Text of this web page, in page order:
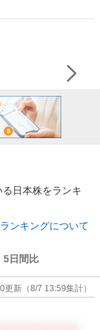
日本株をランキ
ンキングについて
5日間比
更新 （8/7 13:59集計）